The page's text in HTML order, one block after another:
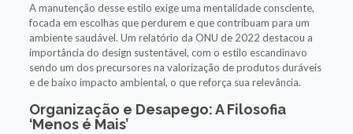
A manutenção desse estilo exige uma mentalidade consciente,
focada em escolhas que perdurem e que contribuam para um
ambiente saudável. Um relatório da ONU de 2022 destacou a
importância do design sustentável, com o estilo escandinavo
sendo um dos precursores na valorização de produtos duráveis
e de baixo impacto ambiental, o que reforça sua relevância.
Organização e Desapego: A Filosofia
‘Menos é Mais’